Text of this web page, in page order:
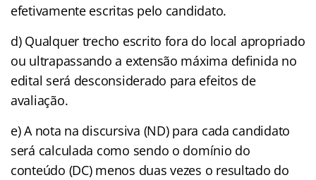
efetivamente escritas pelo candidato.
d) Qualquer trecho escrito fora do local apropriado
ou ultrapassando a extensão máxima definida no
edital será desconsiderado para efeitos de
avaliação.
e) A nota na discursiva (ND) para cada candidato
será calculada como sendo o domínio do
conteúdo (DC) menos duas vezes o resultado do